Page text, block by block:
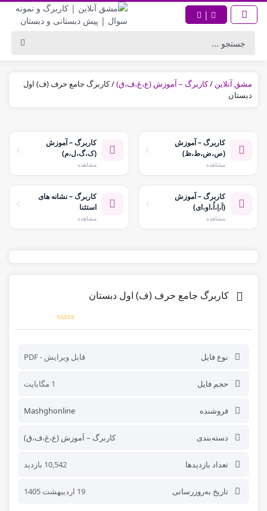
|
مشق آنلاین /کاربرگ – آموزش (ع،غ،ف،ق)/کاربرگ جامع حرف (ف) اول
دبستان
کاربرگ – آموزش
(ص،ض،ط،ظ)
مشاهده
کاربرگ – آموزش
(ک،گ،ل،م)
مشاهده
کاربرگ – آموزش
(اَ،اِ،اُ،او،ای)
مشاهده
کاربرگ – نشانه های
استثنا
مشاهده
کاربرگ جامع حرف (ف) اول دبستان
نوع فایل قابل ویرایش - PDF
حجم فایل 1 مگابایت
فروشنده Mashghonline
دسته‌بندی کاربرگ – آموزش (ع،غ،ف،ق)
تعداد بازدیدها 10,542 بازدید
تاریخ به‌روز‌رسانی 19 اردیبهشت 1405